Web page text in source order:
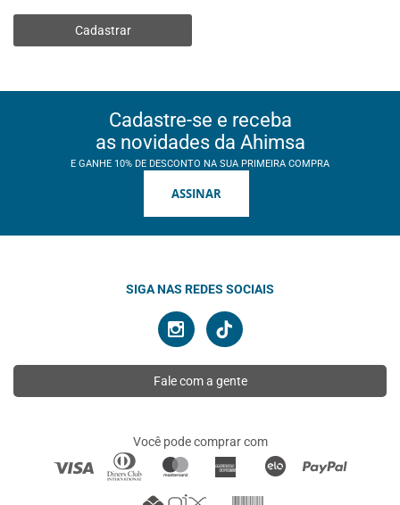
Cadastrar
Cadastre-se e receba
as novidades da Ahimsa
E GANHE 10% DE DESCONTO NA SUA PRIMEIRA COMPRA
ASSINAR
SIGA NAS REDES SOCIAIS
Fale com a gente
Você pode comprar com